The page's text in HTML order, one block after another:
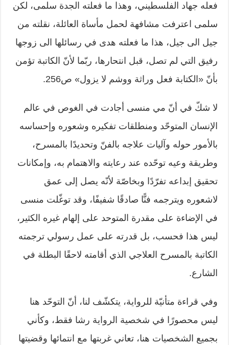
فعله جهاد الفلسطيني، وهذا ما فعلته الجدة سلمى، لكن
سلمى اعترفت مشافهة لحمل مأساة العائلة، نقلته من
جيل الى جيل، هذا ما فعلته هدى في رسائلها الى زوجها
رفيق التي لم تصل، قبل انتحارها، ربّما لأنّ الكاتبة تؤمن
بأنّ «الكتابة فعل وراثة ووشم لا يزول» ص256.
لا شكّ في أنّ مي منسى أجادت في الغوص في عالم
الإنسان المتوحّد ومنطلقات تفكيره وشعوره وإحساسه
بالأمور حوله وآليات علاجه بالفنّ وتحديدًا بالمسرح،
وطريقة وعيه توحّده عند رعايته والاهتمام به، وإمكانات
تحقيق إبداعه تفرّدًا وبخاصّة لأنّه يصل إلى عمق
لاشعوره ويترجمه فنًّا صادقًا شفيفًا، وقد توغّلت منسى
في الإضاءة على مقدرة المتوحد على إلهام غيره الكثير،
ليس هذا فحسب، بل قدرته على عمل رسولي ترجمته
الكاتبة بالمسرح العلاجي الذي أقامته لاحقًا البطلة في
الشارع.
وفي قراءة متأنيّة للرواية، يتكشّف لنا، أنّ التوحّد هنا
ليس محصورًا في شخصية الرواية رشا فقط، وكأني
بجميع الشخصيات هنا، تعاني غربتها مع انتمائها وقضيتها